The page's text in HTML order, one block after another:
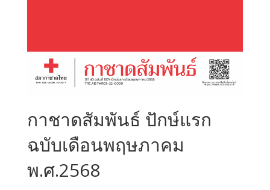
กาชาดสัมพันธ์ ปักษ์แรก
ฉบับเดือนพฤษภาคม
พ.ศ.2568